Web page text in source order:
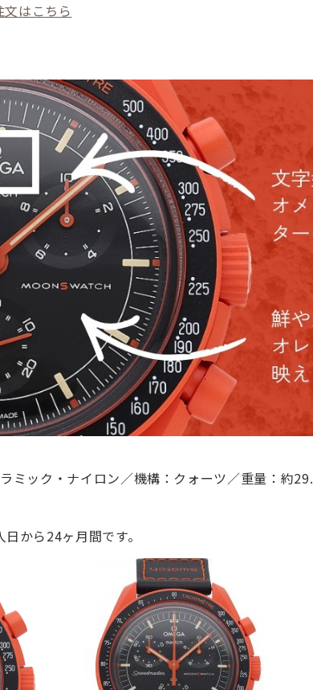
文はこちら
ミック・ナイロン／機構：クォーツ／重量：約29.
から24ヶ月間です。